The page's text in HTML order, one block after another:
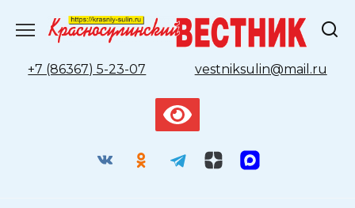
содержанию
+7 (86367) 5-23-07
vestniksulin@mail.ru